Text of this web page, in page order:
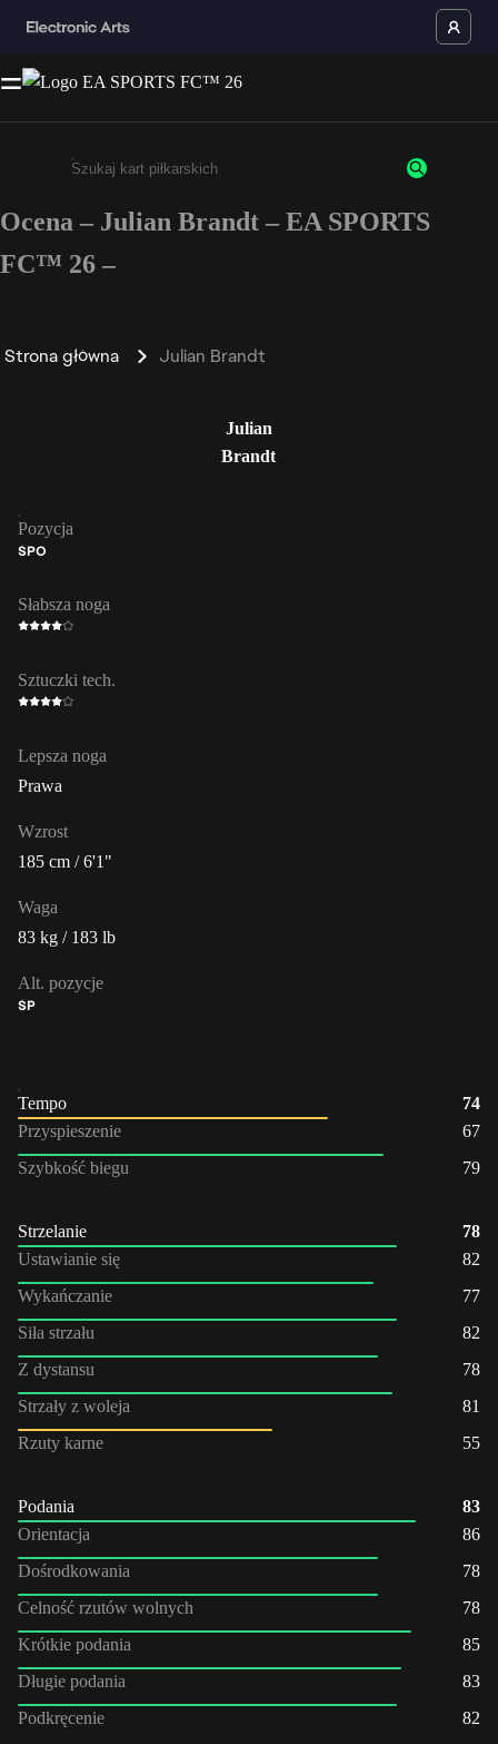
Wpisz co najmniej 3 znaki lub cyfry.
Ocena – Julian Brandt – EA SPORTS
FC™ 26 –
Strona główna Julian Brandt
Julian
Brandt
Pozycja
ŚPO
Słabsza noga
Sztuczki tech.
Lepsza noga
Prawa
Wzrost
185 cm / 6'1"
Waga
83 kg / 183 lb
Alt. pozycje
ŚP
Tempo
74
Przyspieszenie
67
Szybkość biegu
79
Strzelanie
78
Ustawianie się
82
Wykańczanie
77
Siła strzału
82
Z dystansu
78
Strzały z woleja
81
Rzuty karne
55
Podania
83
Orientacja
86
Dośrodkowania
78
Celność rzutów wolnych
78
Krótkie podania
85
Długie podania
83
Podkręcenie
82